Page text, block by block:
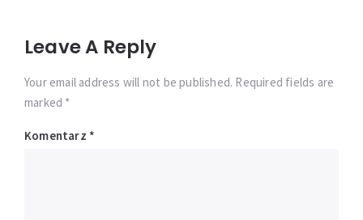
Leave A Reply
Your email address will not be published. Required fields are
marked *
Komentarz *